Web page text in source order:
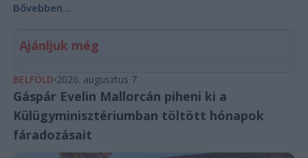
Bővebben...
Ajánljuk még
BELFÖLD 2026. augusztus 7.
Gáspár Evelin Mallorcán piheni ki a
Külügyminisztériumban töltött hónapok
fáradozásait